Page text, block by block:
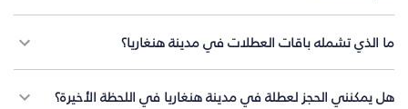
ما الذي تشمله باقات العطلات في مدينة هنغاريا؟
هل يمكنني الحجز لعطلة في مدينة هنغاريا في اللحظة الأخيرة؟